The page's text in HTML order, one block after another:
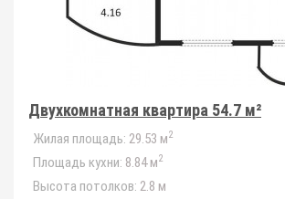
Двухкомнатная квартира 54.7 м²
Жилая площадь: 29.53 м2
Площадь кухни: 8.84 м2
Высота потолков: 2.8 м